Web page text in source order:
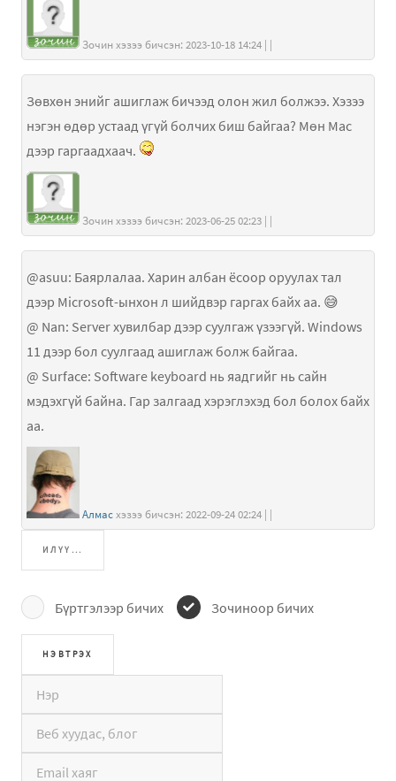
Зочин хэзээ бичсэн: 2023-10-18 14:24 | |
Зөвхөн энийг ашиглаж бичээд олон жил болжээ. Хэзээ
нэгэн өдөр устаад үгүй болчих биш байгаа? Мөн Mac
дээр гаргаадхаач.
Зочин хэзээ бичсэн: 2023-06-25 02:23 | |
@asuu: Баярлалаа. Харин албан ёсоор оруулах тал
дээр Microsoft-ынхон л шийдвэр гаргах байх аа. 😅
@ Nan: Server хувилбар дээр суулгаж үзээгүй. Windows
11 дээр бол суулгаад ашиглаж болж байгаа.
@ Surface: Software keyboard нь яадгийг нь сайн
мэдэхгүй байна. Гар залгаад хэрэглэхэд бол болох байх
аа.
Алмас хэзээ бичсэн: 2022-09-24 02:24 | |
ИЛҮҮ...
Бүртгэлээр бичих Зочиноор бичих